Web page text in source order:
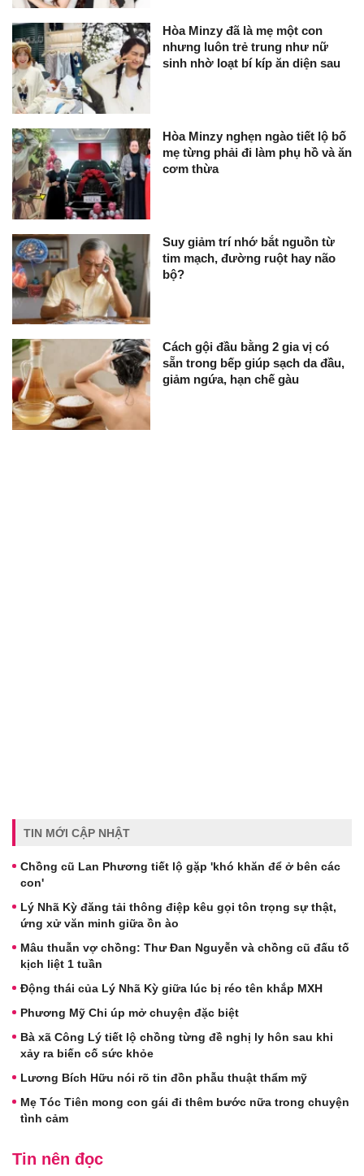
Hòa Minzy đã là mẹ một con
nhưng luôn trẻ trung như nữ
sinh nhờ loạt bí kíp ăn diện sau
Hòa Minzy nghẹn ngào tiết lộ bố
mẹ từng phải đi làm phụ hồ và ăn
cơm thừa
Suy giảm trí nhớ bắt nguồn từ
tim mạch, đường ruột hay não
bộ?
Cách gội đầu bằng 2 gia vị có
sẵn trong bếp giúp sạch da đầu,
giảm ngứa, hạn chế gàu
TIN MỚI CẬP NHẬT
Chồng cũ Lan Phương tiết lộ gặp 'khó khăn để ở bên các
con'
Lý Nhã Kỳ đăng tải thông điệp kêu gọi tôn trọng sự thật,
ứng xử văn minh giữa ồn ào
Mâu thuẫn vợ chồng: Thư Đan Nguyễn và chồng cũ đấu tố
kịch liệt 1 tuần
Động thái của Lý Nhã Kỳ giữa lúc bị réo tên khắp MXH
Phương Mỹ Chi úp mở chuyện đặc biệt
Bà xã Công Lý tiết lộ chồng từng đề nghị ly hôn sau khi
xảy ra biến cố sức khỏe
Lương Bích Hữu nói rõ tin đồn phẫu thuật thẩm mỹ
Mẹ Tóc Tiên mong con gái đi thêm bước nữa trong chuyện
tình cảm
Tin nên đọc